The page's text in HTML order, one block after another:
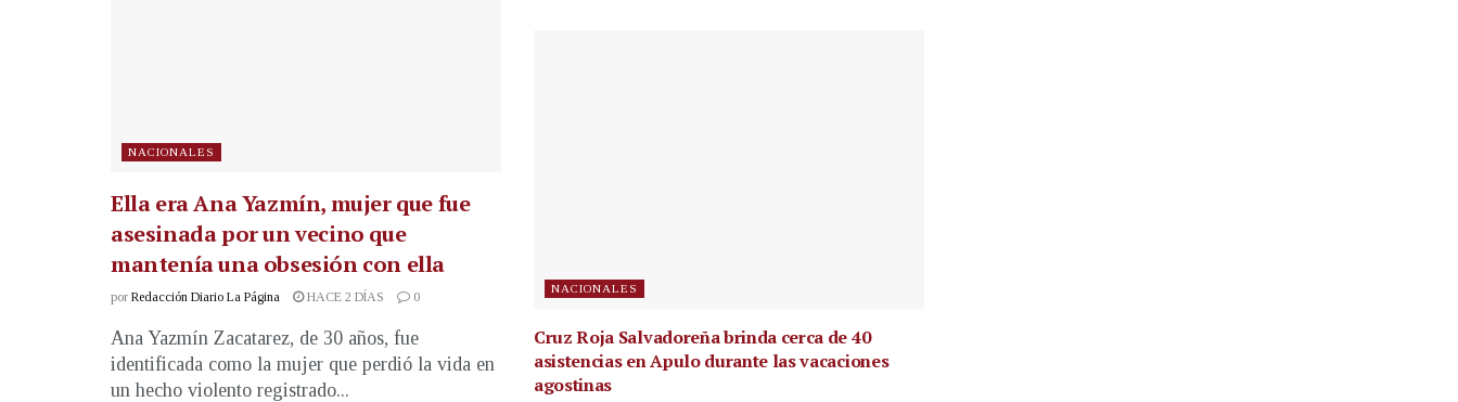
NACIONALES
Ella era Ana Yazmín, mujer que fue
asesinada por un vecino que
mantenía una obsesión con ella
por Redacción Diario La Página HACE 2 DÍAS 0
Ana Yazmín Zacatarez, de 30 años, fue
identificada como la mujer que perdió la vida en
un hecho violento registrado...
NACIONALES
Cruz Roja Salvadoreña brinda cerca de 40
asistencias en Apulo durante las vacaciones
agostinas